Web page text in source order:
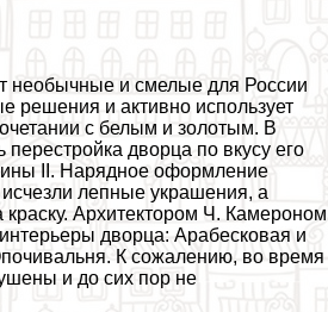
необычные и смелые для России
решения и активно использует
с белым и золотым. В
перестройка дворца по вкусу его
II. Нарядное оформление
лепные украшения, а
краску. Архитектором Ч. Камероном
дворца: Арабесковая и
К сожалению, во время
и до сих пор не